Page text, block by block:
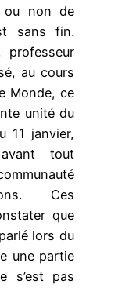
ou non de
sans fin.
professeur
au cours
Monde, ce
unité du
11 janvier,
tout
Ces
que
lors du
une partie
s’est pas